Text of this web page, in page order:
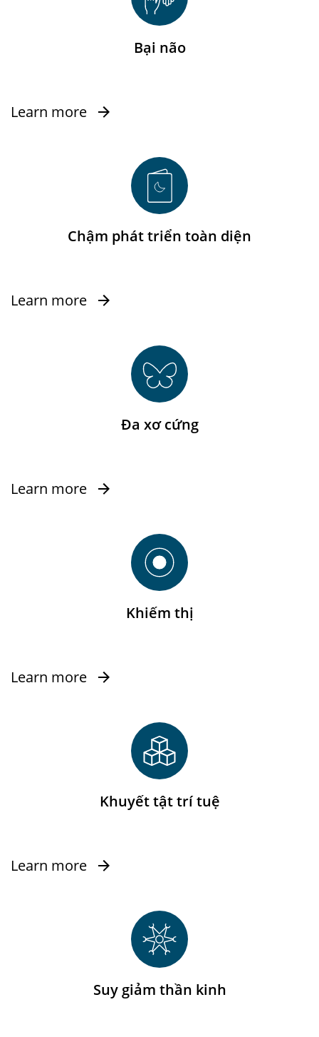
Bại não
Learn more
Chậm phát triển toàn diện
Learn more
Đa xơ cứng
Learn more
Khiếm thị
Learn more
Khuyết tật trí tuệ
Learn more
Suy giảm thần kinh